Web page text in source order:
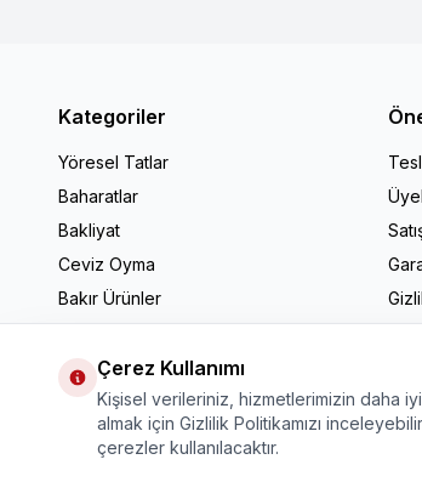
Kategoriler
Yöresel Tatlar
Baharatlar
Bakliyat
Ceviz Oyma
Bakır Ürünler
Hediyelik Ürünler
Çerez Kullanımı
Kişisel verileriniz, hizmetlerimizin daha
almak için Gizlilik Politikamızı
çerezler kullanılacaktır.